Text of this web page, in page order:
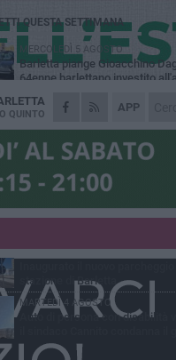
APP
QUINTO
QUESTA SETTIMANA
MERCOLEDÌ 5 AGOSTO
Barletta piange Gioacchino
64enne barlettano investito
GIOVEDÌ 6 AGOSTO
Il ricordo di "Cecco", il benzinaio
sorriso: «Contava i giorni che lo
dalla pensione»
MERCOLEDÌ 5 AGOSTO
sopralluogo nell'area dell'evento
Beni confiscati alla mafia.
VENERDÌ 31 LUGLIO
stazione di Barletta
MARTEDÌ 4 AGOSTO
Auto di persona con disabilità